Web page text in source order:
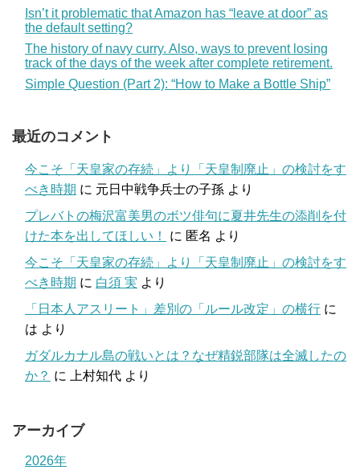
Isn’t it problematic that Amazon has “leave at door” as
the default setting?
The history of navy curry. Also, ways to prevent losing
track of the days of the week after complete retirement.
Simple Question (Part 2): “How to Make a Bottle Ship”
最近のコメント
今こそ「天皇家の存続」より「天皇制廃止」の検討をす
べき時期 に 元日中戦争兵士の子孫 より
プレバトの梅沢富美男のボツ俳句に夏井先生の添削を付
けた本を出してほしい！
に 匿名 より
今こそ「天皇家の存続」より「天皇制廃止」の検討をす
べき時期 に 白須 実 より
「日本人アスリート」差別の「ルール改定」の横行 に
は より
ガダルカナル島の戦いとは？なぜ精鋭部隊は全滅したの
か？ に 上村知代 より
アーカイブ
2026年